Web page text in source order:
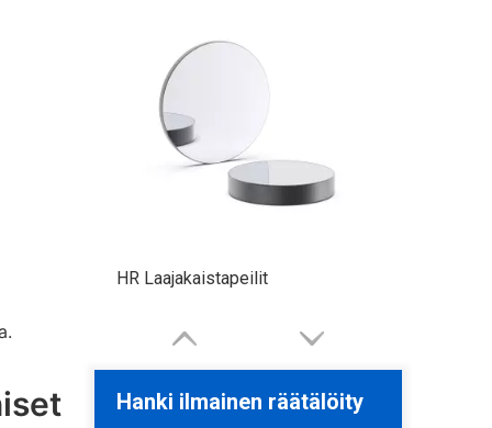
Alumiinipinnoitetut peilit
Hanki ilmainen räätälöity